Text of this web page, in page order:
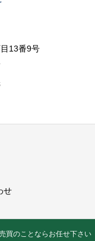
13番9号
せ
買のことならお任せ下さい